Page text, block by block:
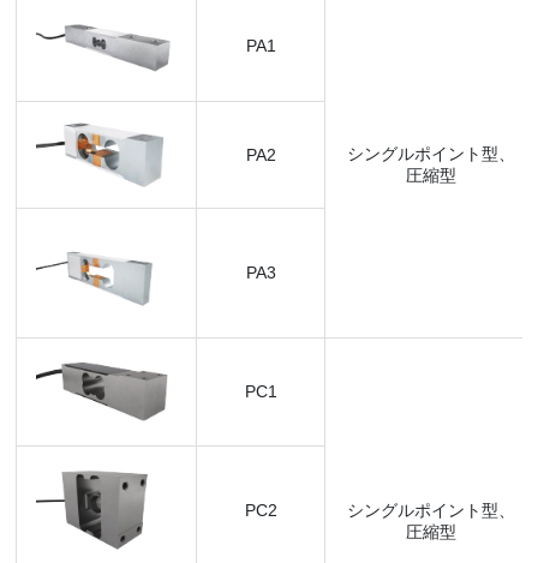
PA1
シングルポイント型、
圧縮型
PA2
PA3
PC1
シングルポイント型、
圧縮型
PC2